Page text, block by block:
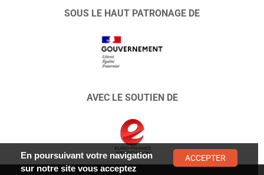
SOUS LE HAUT PATRONAGE DE
AVEC LE SOUTIEN DE
En poursuivant votre navigation
sur notre site vous acceptez
ACCEPTER